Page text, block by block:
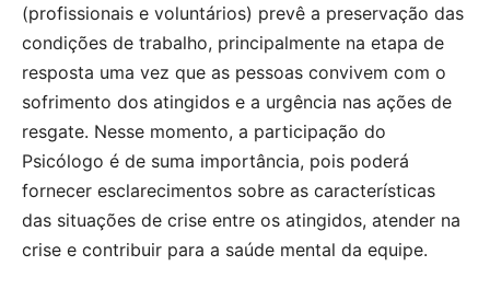
(profissionais e voluntários) prevê a preservação das
condições de trabalho, principalmente na etapa de
resposta uma vez que as pessoas convivem com o
sofrimento dos atingidos e a urgência nas ações de
resgate. Nesse momento, a participação do
Psicólogo é de suma importância, pois poderá
fornecer esclarecimentos sobre as características
das situações de crise entre os atingidos, atender na
crise e contribuir para a saúde mental da equipe.